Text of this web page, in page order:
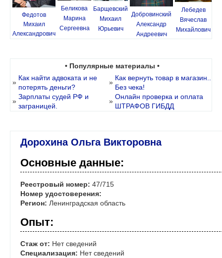
Федотов
Михаил
Александрович
Беликова
Марина
Сергеевна
Барщевский
Михаил
Юрьевич
Добровинский
Александр
Андреевич
Лебедев
Вячеслав
Михайлович
• Популярные материалы •
»
Как найти адвоката и не
потерять деньги?
»
Как вернуть товар в магазин..
Без чека!
»
Зарплаты судей РФ и
заграницей.
»
Онлайн проверка и оплата
ШТРАФОВ ГИБДД
Дорохина Ольга Викторовна
Основные данные:
Реестровый номер: 47/715
Номер удостоверения:
Регион: Ленинградская область
Опыт:
Стаж от: Нет сведений
Специализация: Нет сведений